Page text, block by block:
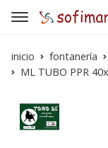
inicio fontanería
ML TUBO PPR